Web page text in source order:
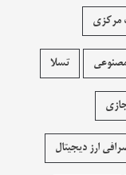
مرکزی
تسلا
ارز دیجیتال